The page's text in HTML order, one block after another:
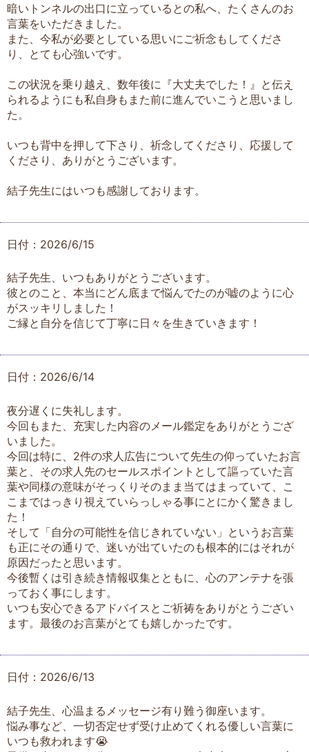
暗いトンネルの出口に立っているとの私へ、たくさんのお
言葉をいただきました。
また、今私が必要としている思いにご祈念もしてくださ
り、とても心強いです。
この状況を乗り越え、数年後に『大丈夫でした！』と伝え
られるようにも私自身もまた前に進んでいこうと思いまし
た。
いつも背中を押して下さり、祈念してくださり、応援して
くださり、ありがとうございます。
結子先生にはいつも感謝しております。
日付：2026/6/15
結子先生、いつもありがとうございます。
彼とのこと、本当にどん底まで悩んでたのが嘘のように心
がスッキリしました！
ご縁と自分を信じて丁寧に日々を生きていきます！
日付：2026/6/14
夜分遅くに失礼します。
今回もまた、充実した内容のメール鑑定をありがとうござ
いました。
今回は特に、2件の求人広告について先生の仰っていたお言
葉と、その求人先のセールスポイントとして謳っていた言
葉や同様の意味がそっくりそのまま当てはまっていて、こ
こまではっきり視えていらっしゃる事にとにかく驚きまし
た！
そして「自分の可能性を信じきれていない」というお言葉
も正にその通りで、迷いが出ていたのも根本的にはそれが
原因だったと思います。
今後暫くは引き続き情報収集とともに、心のアンテナを張
っておく事にします。
いつも安心できるアドバイスとご祈祷をありがとうござい
ます。最後のお言葉がとても嬉しかったです。
日付：2026/6/13
結子先生、心温まるメッセージ有り難う御座います。
悩み事など、一切否定せず受け止めてくれる優しい言葉に
いつも救われます😭